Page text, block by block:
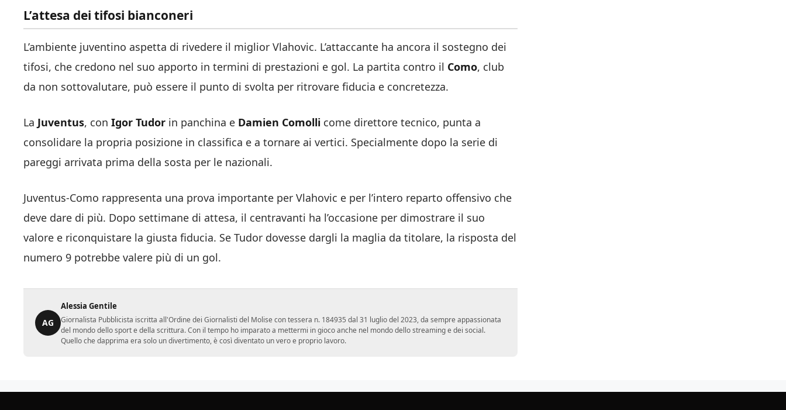
L’attesa dei tifosi bianconeri
L’ambiente juventino aspetta di rivedere il miglior Vlahovic. L’attaccante ha ancora il sostegno dei
tifosi, che credono nel suo apporto in termini di prestazioni e gol. La partita contro il Como, club
da non sottovalutare, può essere il punto di svolta per ritrovare fiducia e concretezza.
La Juventus, con Igor Tudor in panchina e Damien Comolli come direttore tecnico, punta a
consolidare la propria posizione in classifica e a tornare ai vertici. Specialmente dopo la serie di
pareggi arrivata prima della sosta per le nazionali.
Juventus-Como rappresenta una prova importante per Vlahovic e per l’intero reparto offensivo che
deve dare di più. Dopo settimane di attesa, il centravanti ha l’occasione per dimostrare il suo
valore e riconquistare la giusta fiducia. Se Tudor dovesse dargli la maglia da titolare, la risposta del
numero 9 potrebbe valere più di un gol.
AG
Alessia Gentile
Giornalista Pubblicista iscritta all'Ordine dei Giornalisti del Molise con tessera n. 184935 dal 31 luglio del 2023, da sempre appassionata
del mondo dello sport e della scrittura. Con il tempo ho imparato a mettermi in gioco anche nel mondo dello streaming e dei social.
Quello che dapprima era solo un divertimento, è così diventato un vero e proprio lavoro.